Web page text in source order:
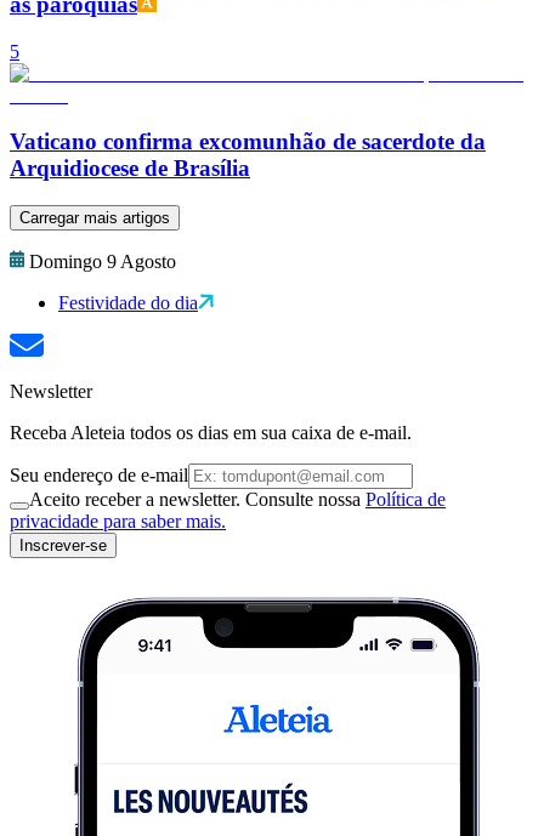
5
Vaticano confirma excomunhão de sacerdote da
Arquidiocese de Brasília
Carregar mais artigos
Domingo 9 Agosto
Festividade do dia
Newsletter
Receba Aleteia todos os dias em sua caixa de e-mail.
Seu endereço de e-mail
Aceito receber a newsletter. Consulte nossa Política de
privacidade para saber mais.
Inscrever-se